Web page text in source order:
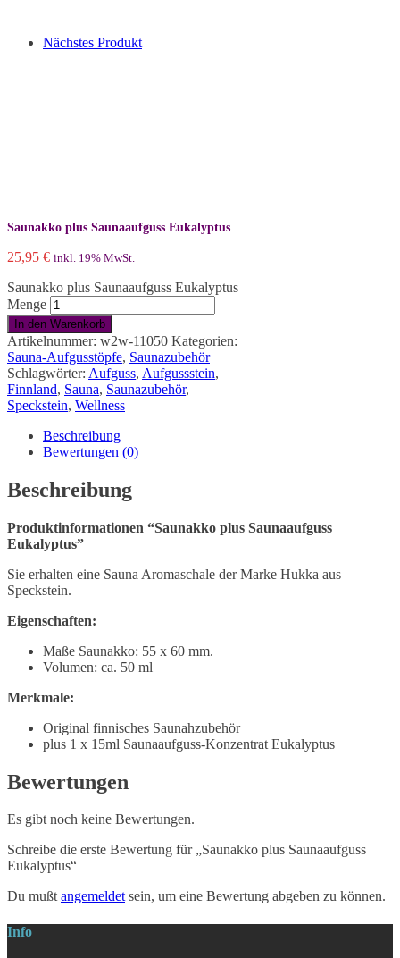
Nächstes Produkt
Saunakko plus Saunaaufguss Eukalyptus
25,95 € inkl. 19% MwSt.
Saunakko plus Saunaaufguss Eukalyptus
Menge
In den Warenkorb
Artikelnummer: w2w-11050 Kategorien:
Sauna-Aufgusstöpfe, Saunazubehör
Schlagwörter: Aufguss, Aufgussstein,
Finnland, Sauna, Saunazubehör,
Speckstein, Wellness
Beschreibung
Bewertungen (0)
Beschreibung
Produktinformationen “Saunakko plus Saunaaufguss
Eukalyptus”
Sie erhalten eine Sauna Aromaschale der Marke Hukka aus
Speckstein.
Eigenschaften:
Maße Saunakko: 55 x 60 mm.
Volumen: ca. 50 ml
Merkmale:
Original finnisches Saunahzubehör
plus 1 x 15ml Saunaaufguss-Konzentrat Eukalyptus
Bewertungen
Es gibt noch keine Bewertungen.
Schreibe die erste Bewertung für „Saunakko plus Saunaaufguss
Eukalyptus“
Du mußtangemeldetsein, um eine Bewertung abgeben zu können.
Info